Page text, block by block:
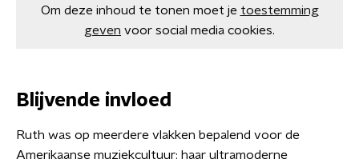
Om deze inhoud te tonen moet je toestemming
geven voor social media cookies.
Blijvende invloed
Ruth was op meerdere vlakken bepalend voor de
Amerikaanse muziekcultuur: haar ultramoderne